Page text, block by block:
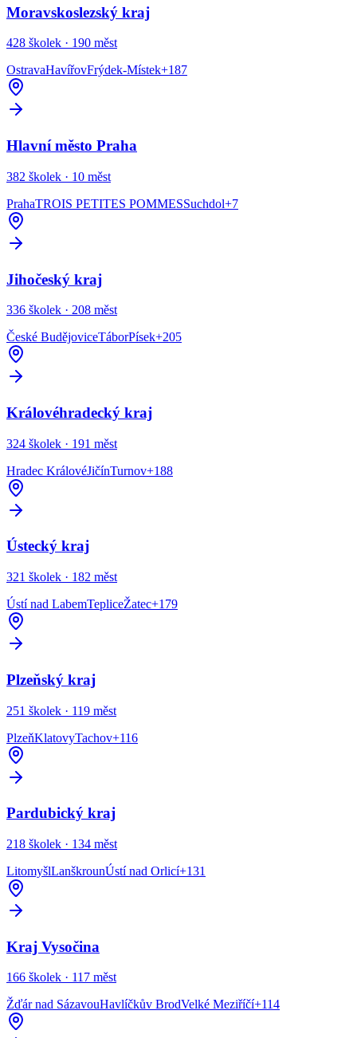
Moravskoslezský kraj
428 školek · 190 měst
OstravaHavířovFrýdek-Místek+187
Hlavní město Praha
382 školek · 10 měst
PrahaTROIS PETITES POMMESSuchdol+7
Jihočeský kraj
336 školek · 208 měst
České BudějoviceTáborPísek+205
Královéhradecký kraj
324 školek · 191 měst
Hradec KrálovéJičínTurnov+188
Ústecký kraj
321 školek · 182 měst
Ústí nad LabemTepliceŽatec+179
Plzeňský kraj
251 školek · 119 měst
PlzeňKlatovyTachov+116
Pardubický kraj
218 školek · 134 měst
LitomyšlLanškrounÚstí nad Orlicí+131
Kraj Vysočina
166 školek · 117 měst
Žďár nad SázavouHavlíčkův BrodVelké Meziříčí+114